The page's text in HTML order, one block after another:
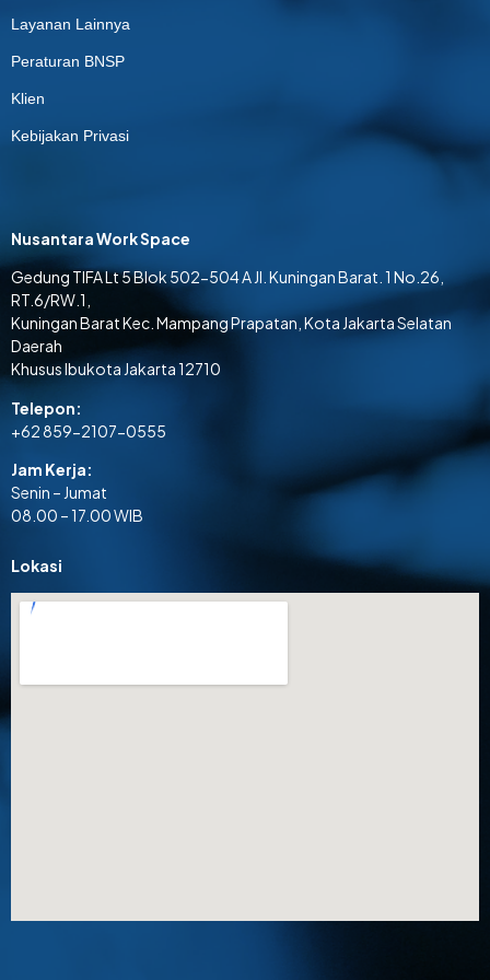
Layanan Lainnya
Peraturan BNSP
Klien
Kebijakan Privasi
Nusantara Work Space
Gedung TIFA Lt 5 Blok 502-504 A Jl. Kuningan Barat. 1 No.26,
RT.6/RW.1,
Kuningan Barat Kec. Mampang Prapatan, Kota Jakarta Selatan
Daerah
Khusus Ibukota Jakarta 12710
Telepon:
+62 859-2107-0555
Jam Kerja:
Senin – Jumat
08.00 – 17.00 WIB
Lokasi